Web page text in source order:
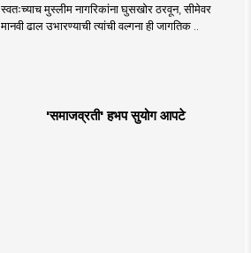
स्वतःच्याच मुस्लीम नागरिकांना घुसखोर ठरवून, सीमेवर
मानवी ढाल उभारण्याची त्यांची वल्गना ही जागतिक ..
'समाजव्रती' हभप सुयोग आपटे